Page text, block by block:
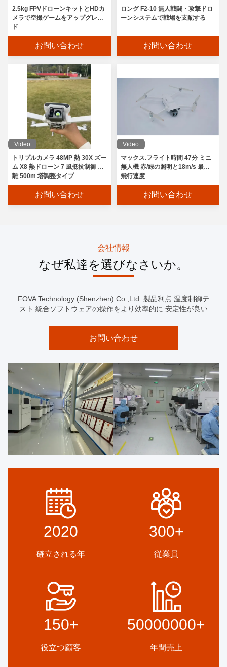
2.5kg FPVドローンキットとHDカ
メラで空撮ゲームをアップグレー
ド
お問い合わせ
ロング F2-10 無人戦闘・攻撃ドロ
ーンシステムで戦場を支配する
お問い合わせ
Video
トリプルカメラ 48MP 熱 30X ズー
ム X8 熱ドローン 7 風抵抗制御 距
離 500m 塔調整タイプ
お問い合わせ
Video
マックス.フライト時間 47分 ミニ
無人機 赤/緑の照明と18m/s 最大
飛行速度
お問い合わせ
会社情報
なぜ私達を選びなさいか。
FOVA Technology (Shenzhen) Co.,Ltd. 製品利点 温度制御テ
スト 統合ソフトウェアの操作をより効率的に 安定性が良い
お問い合わせ
信頼証券 信用チェック RoSH
サプライヤーの能力評価 企業
には厳格な品質管理システム
と 専門的なテストラボがあり
専門的な設計チームと 先進的
な機械のワークショップ 必要
な製品を開発するために協力
することができます.
2020
確立される年
300+
従業員
150+
役立つ顧客
50000000+
年間売上